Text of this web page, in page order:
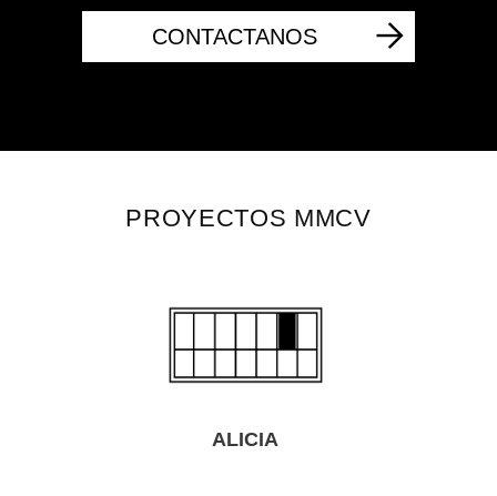
CONTACTANOS
PROYECTOS MMCV
ALICIA